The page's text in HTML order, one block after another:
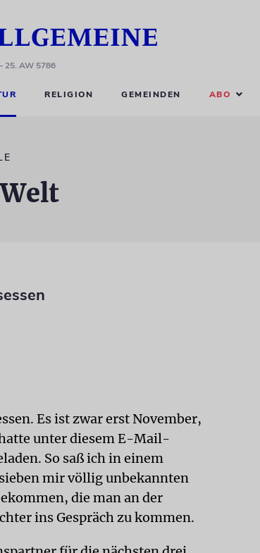
25. AW 5786
RELIGION GEMEINDEN ABO
Es ist zwar erst November,
unter diesem E-Mail-
So saß ich in einem
mir völlig unbekannten
die man an der
ins Gespräch zu kommen.